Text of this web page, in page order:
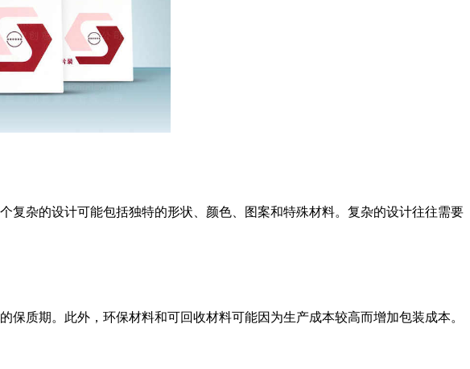
杂的设计可能包括独特的形状、颜色、图案和特殊材料。复杂的设计往往需要
质期。此外，环保材料和可回收材料可能因为生产成本较高而增加包装成本。